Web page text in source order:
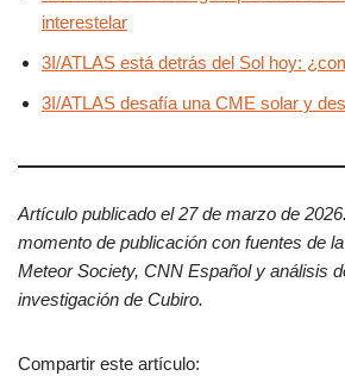
interestelar
3I/ATLAS está detrás del Sol hoy:
3I/ATLAS desafía una CME solar y
Artículo publicado el 27 de marzo de
momento de publicación con fuentes de
Meteor Society, CNN Español y análisis
investigación de Cubiro.
Compartir este artículo: